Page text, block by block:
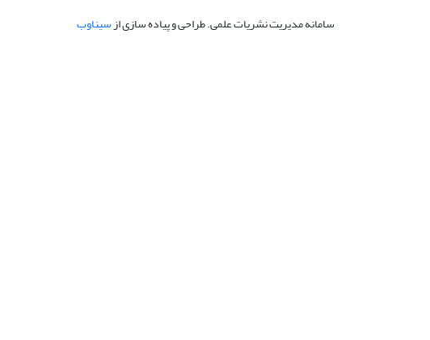
سامانه مدیریت نشریات علمی.طراحی و پیاده سازی ازسیناوب